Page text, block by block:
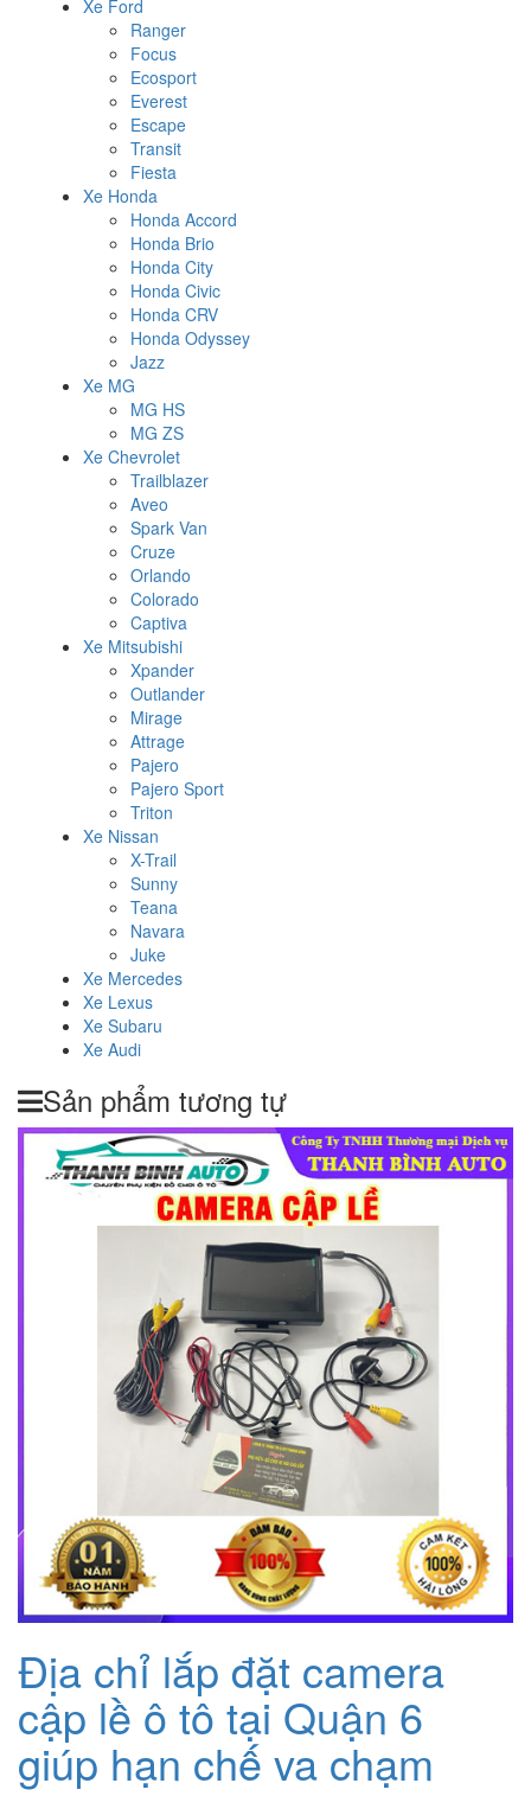
Xe Ford
Ranger
Focus
Ecosport
Everest
Escape
Transit
Fiesta
Xe Honda
Honda Accord
Honda Brio
Honda City
Honda Civic
Honda CRV
Honda Odyssey
Jazz
Xe MG
MG HS
MG ZS
Xe Chevrolet
Trailblazer
Aveo
Spark Van
Cruze
Orlando
Colorado
Captiva
Xe Mitsubishi
Xpander
Outlander
Mirage
Attrage
Pajero
Pajero Sport
Triton
Xe Nissan
X-Trail
Sunny
Teana
Navara
Juke
Xe Mercedes
Xe Lexus
Xe Subaru
Xe Audi
Sản phẩm tương tự
Địa chỉ lắp đặt camera
cập lề ô tô tại Quận 6
giúp hạn chế va chạm